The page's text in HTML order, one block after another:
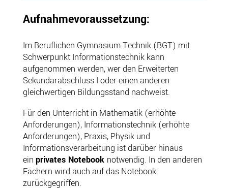
Aufnahmevoraussetzung:
Im Beruflichen Gymnasium Technik (BGT) mit
Schwerpunkt Informationstechnik kann
aufgenommen werden, wer den Erweiterten
Sekundarabschluss I oder einen anderen
gleichwertigen Bildungsstand nachweist.
Für den Unterricht in Mathematik (erhöhte
Anforderungen), Informationstechnik (erhöhte
Anforderungen), Praxis, Physik und
Informationsverarbeitung ist darüber hinaus
ein privates Notebook notwendig. In den anderen
Fächern wird auch auf das Notebook
zurückgegriffen.